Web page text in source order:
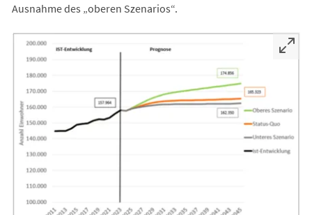
Ausnahme des „oberen Szenarios“.